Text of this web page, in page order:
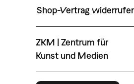
Shop-Vertrag
ZKM | Zentrum für
Kunst und Medien